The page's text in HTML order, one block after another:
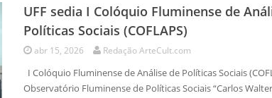
UFF sedia I Colóquio Fluminense de
Políticas Sociais (COFLAPS)
abr 15, 2026 Redação ArteCult.com
I Colóquio Fluminense de Análise de Políticas Sociais
Observatório Fluminense de Políticas Sociais “Carlos